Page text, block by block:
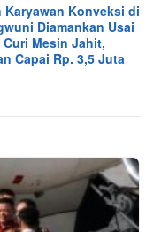
Karyawan Konveksi di
Diamankan Usai
Curi Mesin Jahit,
Capai Rp. 3,5 Juta